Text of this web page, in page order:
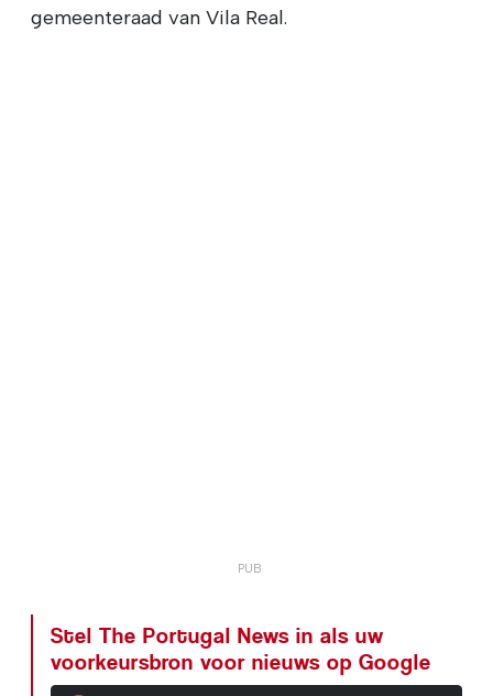
gemeenteraad van Vila Real.
Stel The Portugal News in als uw
voorkeursbron voor nieuws op Google